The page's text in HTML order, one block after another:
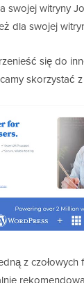
swojej witryny
dla swojej
się do
skorzystać z
z czołowych